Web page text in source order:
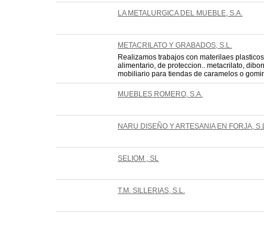
LA METALURGICA DEL MUEBLE, S.A.
METACRILATO Y GRABADOS, S.L.
Realizamos trabajos con materilaes
alimentario, de proteccion.. metacrilato,
mobiliario para tiendas de caramelos o
MUEBLES ROMERO, S.A.
NARU DISEÑO Y ARTESANIA EN FORJA,
SELIOM , SL
T.M. SILLERIAS, S.L.